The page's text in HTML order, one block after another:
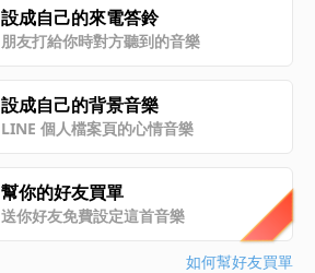
設成自己的來電答鈴
朋友打給你時對方聽到的音樂
設成自己的背景音樂
LINE 個人檔案頁的心情音樂
幫你的好友買單
送你好友免費設定這首音樂
如何幫好友買單